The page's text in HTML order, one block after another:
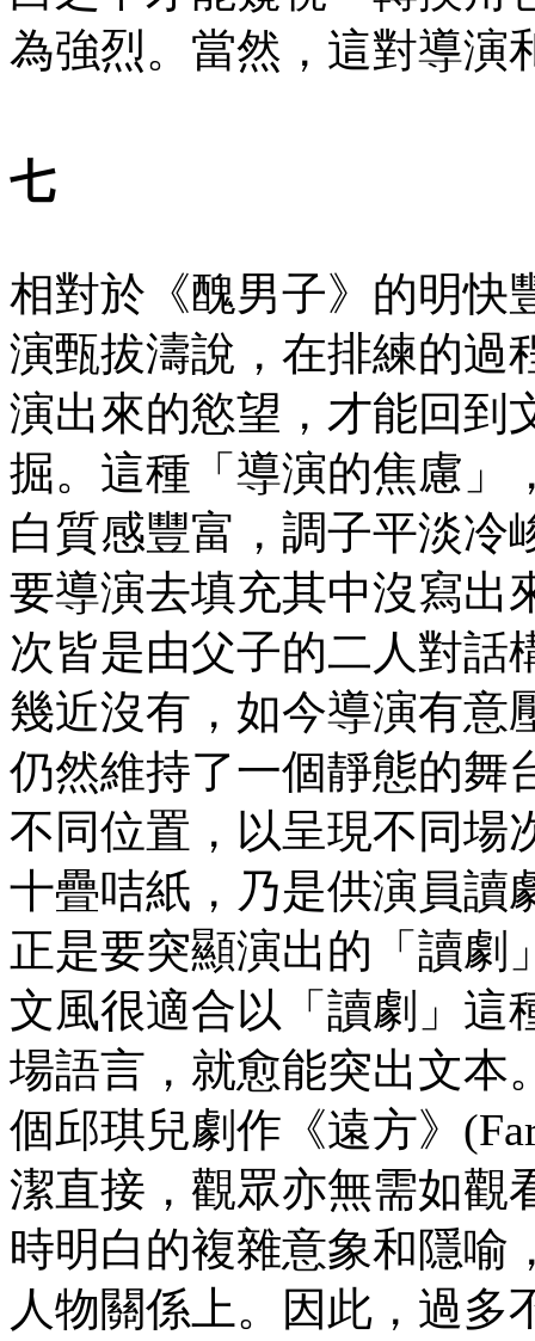
為強烈。當然，這對導演
七
相對於《醜男子》的明快
演甄拔濤說，在排練的過
演出來的慾望，才能回到
掘。這種「導演的焦慮」
白質感豐富，調子平淡冷
要導演去填充其中沒寫出
次皆是由父子的二人對話
幾近沒有，如今導演有意
仍然維持了一個靜態的舞
不同位置，以呈現不同場
十疊咭紙，乃是供演員讀
正是要突顯演出的「讀劇
文風很適合以「讀劇」這
場語言，就愈能突出文本
個邱琪兒劇作《遠方》
潔直接，觀眾亦無需如觀
時明白的複雜意象和隱喻
人物關係上。因此，過多